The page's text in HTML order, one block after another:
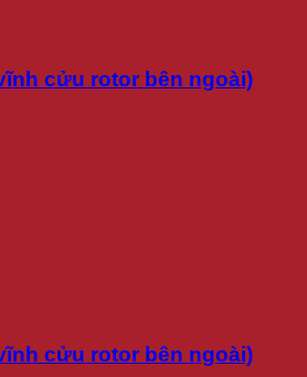
cửu rotor bên ngoài)
cửu rotor bên ngoài)